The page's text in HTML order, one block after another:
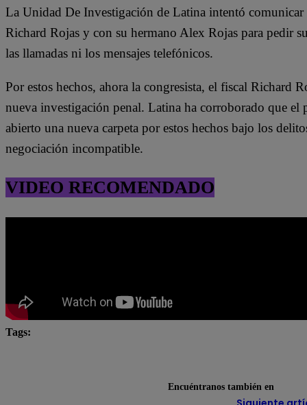
La Unidad De Investigación de Latina intentó
Richard Rojas y con su hermano Alex Rojas para pedir
las llamadas ni los mensajes telefónicos.
Por estos hechos, ahora la congresista, el fiscal Richard
nueva investigación penal. Latina ha corroborado que el
abierto una nueva carpeta por estos hechos bajo los
negociación incompatible.
VIDEO RECOMENDADO
Tags:
Encuéntranos también en